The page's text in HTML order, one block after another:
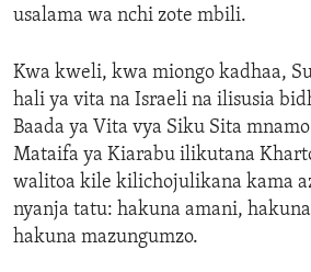
usalama wa nchi zote mbili.
Kwa kweli, kwa miongo kadhaa,
hali ya vita na Israeli na ilisusia
Baada ya Vita vya Siku Sita mnamo
Mataifa ya Kiarabu ilikutana
walitoa kile kilichojulikana kama
nyanja tatu: hakuna amani,
hakuna mazungumzo.